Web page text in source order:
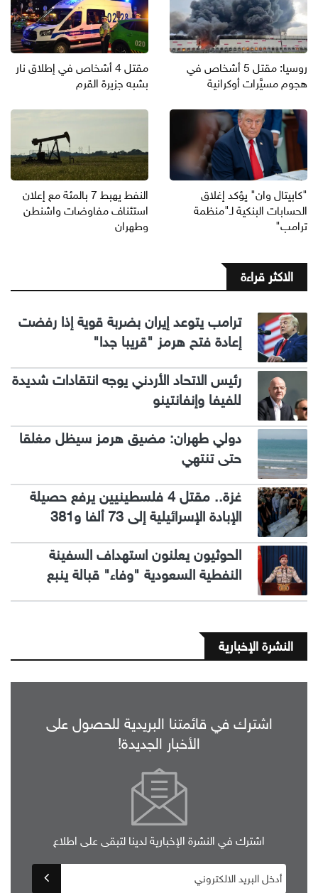
روسيا: مقتل 5 أشخاص في
هجوم مسيَّرات أوكرانية
مقتل 4 أشخاص في إطلاق نار
بشبه جزيرة القرم
"كابيتال وان" يؤكد إغلاق
الحسابات البنكية لـ"منظمة
ترامب"
النفط يهبط 7 بالمئة مع إعلان
استئناف مفاوضات واشنطن
وطهران
الاكثر قراءة
ترامب يتوعد إيران بضربة قوية إذا رفضت
إعادة فتح هرمز "قريبا جدا"
رئيس الاتحاد الأردني يوجه انتقادات شديدة
للفيفا وإنفانتينو
دولي طهران: مضيق هرمز سيظل مغلقا
حتى تنتهي
غزة.. مقتل 4 فلسطينيين يرفع حصيلة
الإبادة الإسرائيلية إلى 73 ألفا و381
الحوثيون يعلنون استهداف السفينة
النفطية السعودية "وفاء" قبالة ينبع
النشرة الإخبارية
اشترك في قائمتنا البريدية للحصول على
الأخبار الجديدة!
اشترك في النشرة الإخبارية لدينا لتبقى على اطلاع